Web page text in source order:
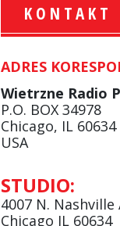
KONTAKT
ADRES
Wietrzne Radio
P.O. BOX 34978
Chicago, IL 60634
USA
STUDIO:
4007 N. Nashville
Chicago IL 60634